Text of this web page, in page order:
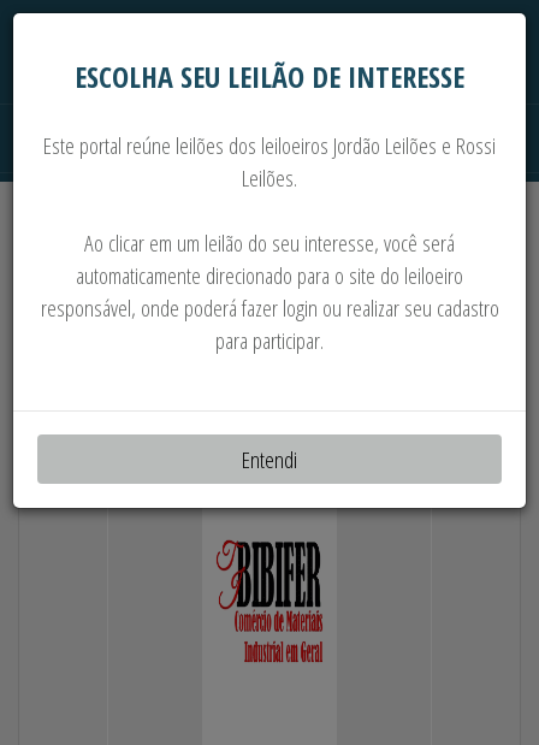
Imoveis Máquinas Sucata
+400 LOTES: MATERIAIS ELÉTRICOS,
DISJUNTORES, INVERSORES,
ESCOLHA SEU LEILÃO DE INTERESSE
Este portal reúne leilões dos leiloeiros Jordão Leilões e Rossi
Leilões.
Ao clicar em um leilão do seu interesse, você será
automaticamente direcionado para o site do leiloeiro
responsável, onde poderá fazer login ou realizar seu cadastro
para participar.
Entendi